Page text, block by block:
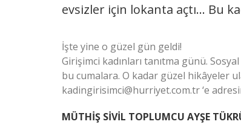
evsizler için lokanta açtı… Bu
İşte yine o güzel gün geldi!
Girişimci kadınları tanıtma günü.
bu cumalara. O kadar güzel hikâyeler
kadingirisimci@hurriyet.com.tr‘e
MÜTHİŞ SİVİL TOPLUMCU AYŞE